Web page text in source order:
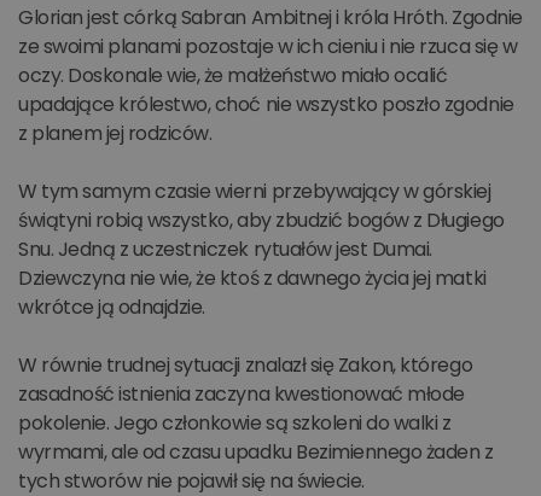
Glorian jest córką Sabran Ambitnej i króla Hróth. Zgodnie
ze swoimi planami pozostaje w ich cieniu i nie rzuca się w
oczy. Doskonale wie, że małżeństwo miało ocalić
upadające królestwo, choć nie wszystko poszło zgodnie
z planem jej rodziców.
W tym samym czasie wierni przebywający w górskiej
świątyni robią wszystko, aby zbudzić bogów z Długiego
Snu. Jedną z uczestniczek rytuałów jest Dumai.
Dziewczyna nie wie, że ktoś z dawnego życia jej matki
wkrótce ją odnajdzie.
W równie trudnej sytuacji znalazł się Zakon, którego
zasadność istnienia zaczyna kwestionować młode
pokolenie. Jego członkowie są szkoleni do walki z
wyrmami, ale od czasu upadku Bezimiennego żaden z
tych stworów nie pojawił się na świecie.